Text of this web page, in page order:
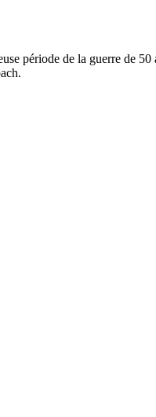
période de la guerre de